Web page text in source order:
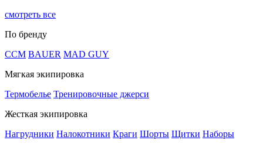
смотреть все
По бренду
CCM BAUER MAD GUY
Мягкая экипировка
Термобелье Тренировочные джерси
Жесткая экипировка
Нагрудники Налокотники Краги Шорты Щитки Наборы